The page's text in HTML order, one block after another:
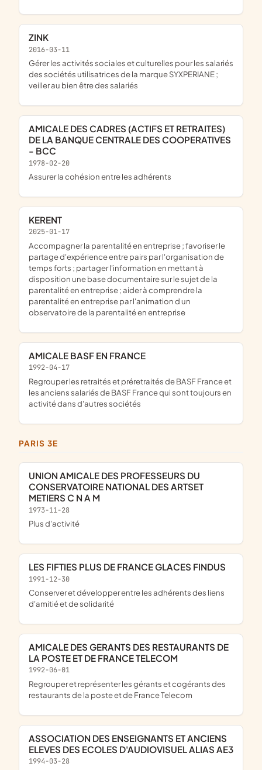
ZINK
2016-03-11
gérer les activités sociales et culturelles pour les salariés
des sociétés utilisatrices de la marque SYXPERIANE ;
veiller au bien être des salariés
AMICALE DES CADRES (ACTIFS ET RETRAITES)
DE LA BANQUE CENTRALE DES COOPERATIVES
- BCC
1978-02-20
assurer la cohésion entre les adhérents
KERENT
2025-01-17
accompagner la parentalité en entreprise ; favoriser le
partage d'expérience entre pairs par l'organisation de
temps forts ; partager l'information en mettant à
disposition une base documentaire sur le sujet de la
parentalité en entreprise ; aider à comprendre la
parentalité en entreprise par l'animation d un
observatoire de la parentalité en entreprise
AMICALE BASF EN FRANCE
1992-04-17
regrouper les retraités et préretraités de BASF France et
les anciens salariés de BASF France qui sont toujours en
activité dans d'autres sociétés
PARIS 3E
UNION AMICALE DES PROFESSEURS DU
CONSERVATOIRE NATIONAL DES ARTSET
METIERS C N A M
1973-11-28
plus d'activité
LES FIFTIES PLUS DE FRANCE GLACES FINDUS
1991-12-30
conserver et développer entre les adhérents des liens
d'amitié et de solidarité
AMICALE DES GERANTS DES RESTAURANTS DE
LA POSTE ET DE FRANCE TELECOM
1992-06-01
regrouper et représenter les gérants et cogérants des
restaurants de la poste et de France Telecom
ASSOCIATION DES ENSEIGNANTS ET ANCIENS
ELEVES DES ECOLES D'AUDIOVISUEL ALIAS AE3
1994-03-28